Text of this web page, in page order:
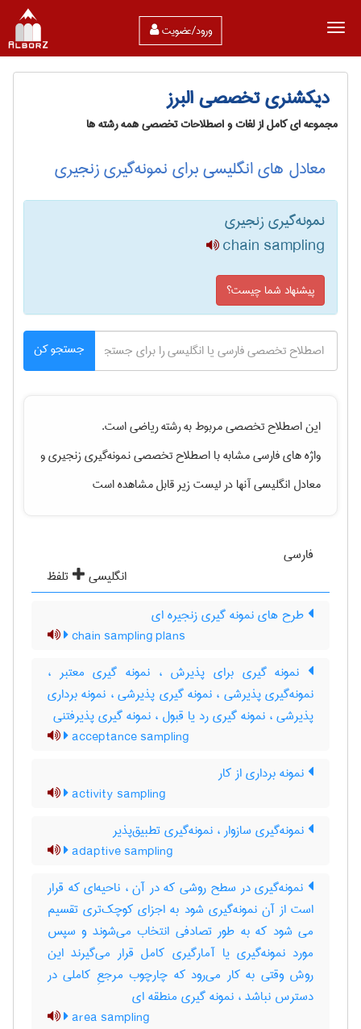
ورود/عضویت
دیکشنری تخصصی البرز
مجموعه ای کامل از لغات و اصطلاحات تخصصی همه رشته ها
معادل های انگلیسی برای نمونه‌گیری زنجیری
نمونه‌گیری زنجیری
chain sampling
پیشنهاد شما چیست؟
جستجو کن
این اصطلاح تخصصی مربوط به رشتهرياضیاست.
واژه های فارسی مشابه با اصطلاح تخصصینمونه‌گیری زنجیریو
معادل انگلیسی آنها در لیست زیر قابل مشاهده است
فارسی
انگلیسی
تلفظ
طرح های نمونه گیری زنجیره ای
chain sampling plans
نمونه گیری برای پذیرش ، نمونه گیری معتبر ،
نمونه‌گیری پذیرشی ، نمونه گیری پذیرشی ، نمونه برداری
پذیرشی ، نمونه گیری رد یا قبول ، نمونه گیری پذیرفتنی
acceptance sampling
نمونه برداری از کار
activity sampling
نمونه‌گیری سازوار ، نمونه‌گیری تطبیق‌پذیر
adaptive sampling
نمونه‌گیری در سطح روشی که در آن ، ناحیه‌ای که قرار
است از آن نمونه‌گیری شود به اجزای کوچک‌تری تقسیم
می شود که به طور تصادفی انتخاب می‌شوند و سپس
مورد نمونه‌گیری یا آمارگیری کامل قرار می‌گیرند این
روش وقتی به کار می‌رود که چارچوب مرجعِ کاملی در
دسترس نباشد ، نمونه گیری منطقه ای
area sampling